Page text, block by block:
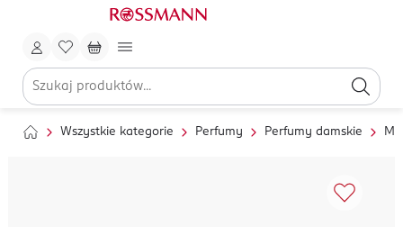
Wszystkie kategorie Perfumy Perfumy damskie